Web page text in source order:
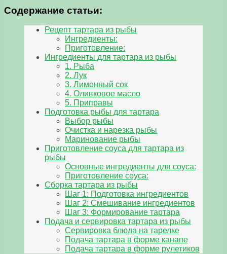
Содержание статьи:
Рецепт тартара из рыбы
Ингредиенты:
Приготовление:
Ингредиенты для тартара из рыбы
1. Рыба
2. Лук
3. Лимонный сок
4. Оливковое масло
5. Приправы
Подготовка рыбы для тартара
Выбор рыбы
Очистка и нарезка рыбы
Маринование рыбы
Приготовление соуса для тартара из
рыбы
Основные ингредиенты для соуса:
Приготовление соуса:
Сборка тартара из рыбы
Шаг 1: Подготовка ингредиентов
Шаг 2: Смешивание ингредиентов
Шаг 3: Формирование тартара
Подача и сервировка тартара из рыбы
Сервировка блюда на тарелке
Подача тартара в форме канапе
Подача тартара в форме рулетиков